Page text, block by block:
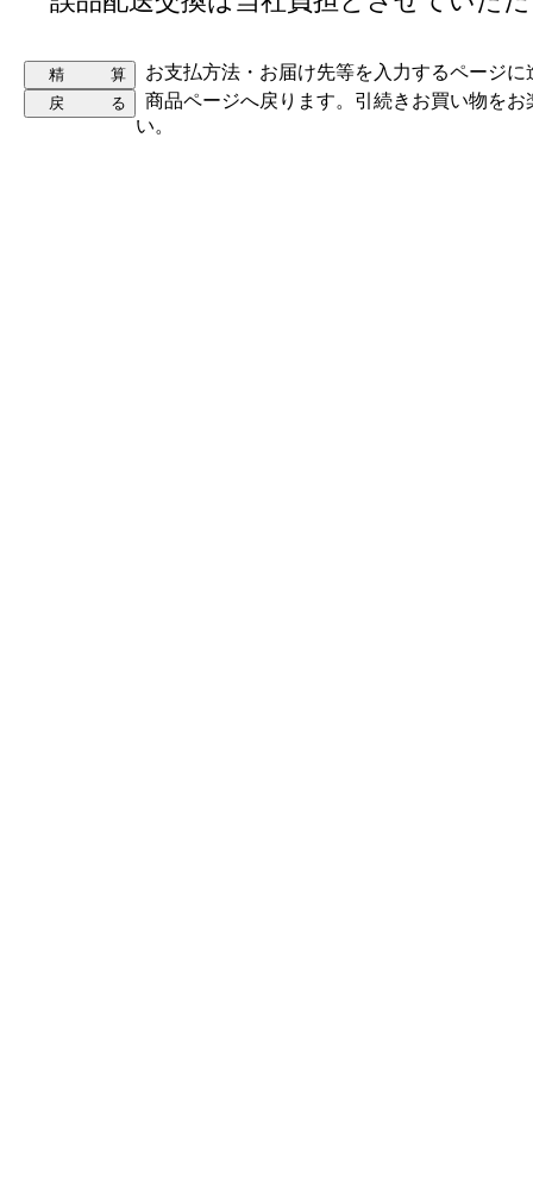
お支払方法・お届け先等を入力するページに
商品ページへ戻ります。引続きお買い物をお
い。